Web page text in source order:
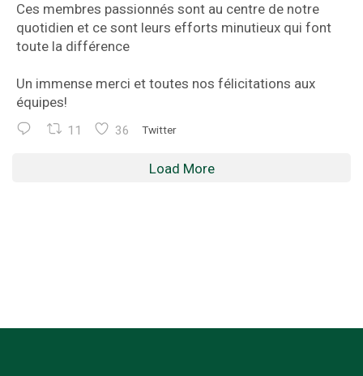
Ces membres passionnés sont au centre de notre
quotidien et ce sont leurs efforts minutieux qui font
toute la différence
Un immense merci et toutes nos félicitations aux
équipes!
11 36 Twitter
Load More